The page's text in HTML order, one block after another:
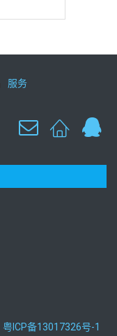
服务
粤ICP备13017326号-1